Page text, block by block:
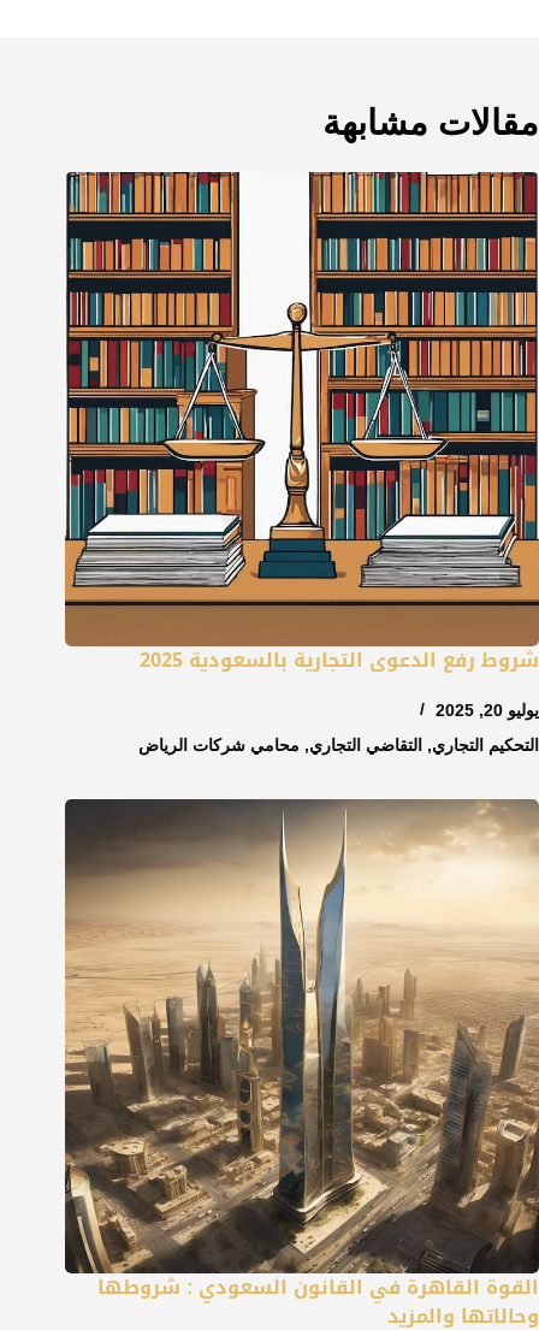
مقالات مشابهة
شروط رفع الدعوى التجارية بالسعودية 2025
يوليو 20, 2025
التحكيم التجاري, التقاضي التجاري, محامي شركات الرياض
القوة القاهرة في القانون السعودي : شروطها
وحالاتها والمزيد